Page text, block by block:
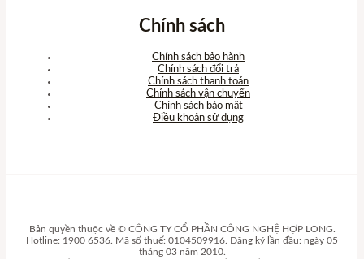
Chính sách
Chính sách bảo hành
Chính sách đổi trả
Chính sách thanh toán
Chính sách vận chuyển
Chính sách bảo mật
Điều khoản sử dụng
Bản quyền thuộc về © CÔNG TY CỔ PHẦN CÔNG NGHỆ HỢP LONG.
Hotline: 1900 6536. Mã số thuế: 0104509916. Đăng ký lần đầu: ngày 05
tháng 03 năm 2010.